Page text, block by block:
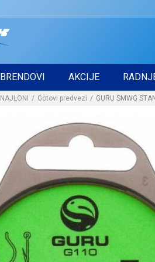
BRENDOVI AKCIJE
NAJLONI Gotovi predvezi GURU SMWG